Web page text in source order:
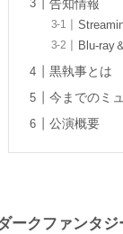
告知情報
Blu-ray
黒執事とは
今までのミ
公演概要
ークファンタジ